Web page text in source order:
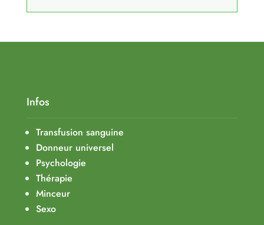
Infos
Transfusion sanguine
Donneur universel
Psychologie
Thérapie
Minceur
Sexo